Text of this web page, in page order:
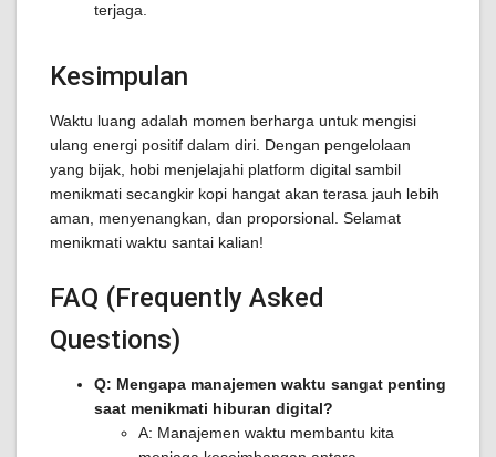
terjaga.
Kesimpulan
Waktu luang adalah momen berharga untuk mengisi
ulang energi positif dalam diri. Dengan pengelolaan
yang bijak, hobi menjelajahi platform digital sambil
menikmati secangkir kopi hangat akan terasa jauh lebih
aman, menyenangkan, dan proporsional. Selamat
menikmati waktu santai kalian!
FAQ (Frequently Asked
Questions)
Q: Mengapa manajemen waktu sangat penting
saat menikmati hiburan digital?
A: Manajemen waktu membantu kita